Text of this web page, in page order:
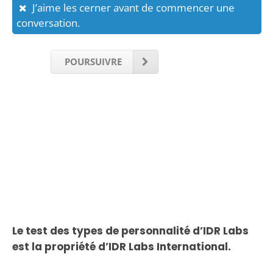
J’aime les cerner avant de commencer une
conversation.
POURSUIVRE
Le test des types de personnalité d’IDR Labs
est la propriété d’IDR Labs International.